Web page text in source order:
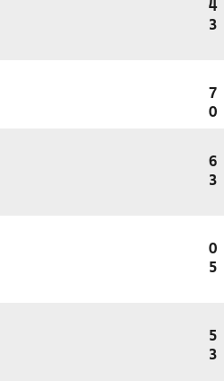
4
3
7
0
6
3
0
5
5
3